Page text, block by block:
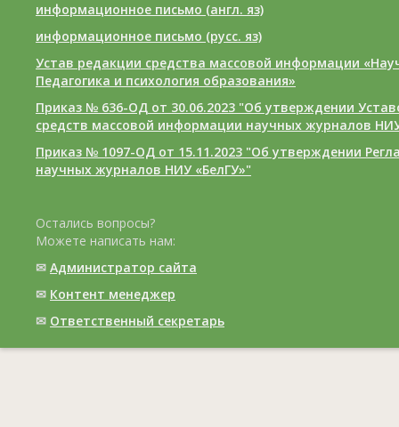
информационное письмо (англ. яз)
информационное письмо (русс. яз)
Устав редакции средства массовой информации
Педагогика и психология образования»
Приказ № 636-ОД от 30.06.2023 "Об утверждении
средств массовой информации научных журналов
Приказ № 1097-ОД от 15.11.2023 "Об утверждении
научных журналов НИУ «БелГУ»"
Остались вопросы?
Можете написать нам:
✉ Администратор сайта
✉ Контент менеджер
✉ Ответственный cекретарь